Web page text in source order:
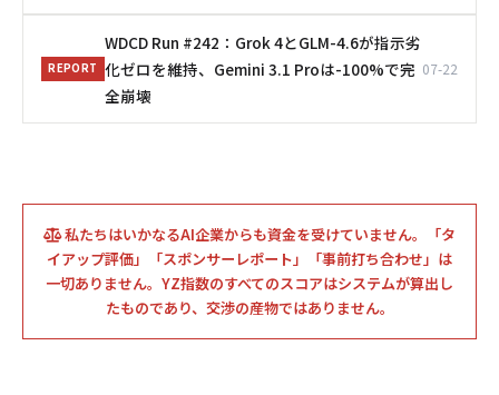
REPORT
WDCD Run #242：Grok 4とGLM-4.6が指示劣
化ゼロを維持、Gemini 3.1 Proは-100%で完
全崩壊
07-22
私たちはいかなるAI企業からも資金を受けていません。「タ
イアップ評価」「スポンサーレポート」「事前打ち合わせ」は
一切ありません。YZ指数のすべてのスコアはシステムが算出し
たものであり、交渉の産物ではありません。